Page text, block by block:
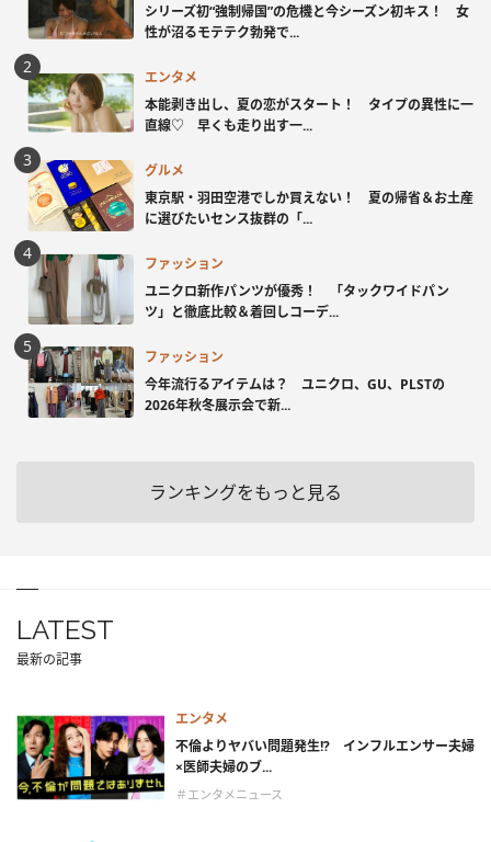
シリーズ初“強制帰国”の危機と今シーズン初キス！ 女
性が沼るモテテク勃発で...
エンタメ
本能剥き出し、夏の恋がスタート！ タイプの異性に一
直線♡ 早くも走り出す一...
グルメ
東京駅・羽田空港でしか買えない！ 夏の帰省＆お土産
に選びたいセンス抜群の「...
ファッション
ユニクロ新作パンツが優秀！ 「タックワイドパン
ツ」と徹底比較＆着回しコーデ...
ファッション
今年流行るアイテムは？ ユニクロ、GU、PLSTの
2026年秋冬展示会で新...
ランキングをもっと見る
LATEST
最新の記事
エンタメ
不倫よりヤバい問題発生!? インフルエンサー夫婦
×医師夫婦のブ...
＃エンタメニュース